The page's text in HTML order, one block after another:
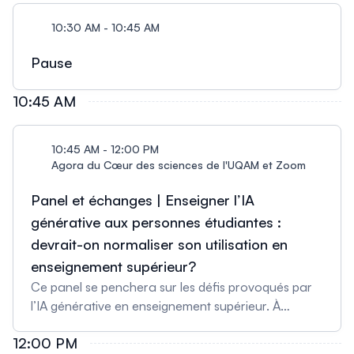
personnes étudiantes. Posant les bases communes
échange soulignera l’indispensable posture de
le faire de manière raisonnable? Fanny Joussemet,
enseignante en sociologie au Cégep de Saint-
au quotidien et sa plateforme de ressources libres.
Depuis de nombreuses années, elle partage
également son temps comme enseignante au
Collège de Bois-de-Boulogne. Conseillère
pédagogique à l’Association québécoise de
pédagogie collégiale (AQPC), elle est responsable
celle dédiée à l’IA en enseignement. Elle a rédigé le
10:30 AM - 10:45 AM
Pause
10:45 AM
10:45 AM - 12:00 PM
Agora du Cœur des sciences de l'UQAM et Zoom
Panel et échanges | Enseigner l’IA
générative aux personnes étudiantes :
devrait-on normaliser son utilisation en
enseignement supérieur?
Ce panel se penchera sur les défis provoqués par
l’IA générative en enseignement supérieur. À
personnes panelistes étudiantes et enseignantes
12:00 PM